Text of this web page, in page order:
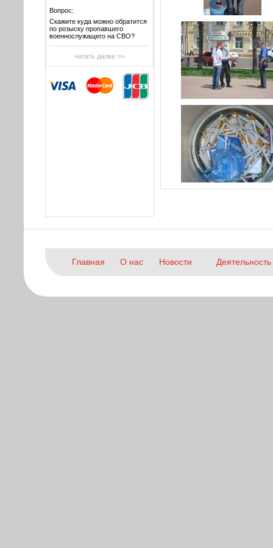
Вопрос:
Скажите куда можно обратится
по розыску пропавшего
военнослужащего на СВО?
читать далее >>
Главная О нас Новости Деятельность